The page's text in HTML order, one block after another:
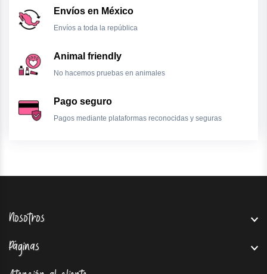
Envíos en México
Envíos a toda la república
Animal friendly
No hacemos pruebas en animales
Pago seguro
Pagos mediante plataformas reconocidas y seguras
Nosotros
Páginas